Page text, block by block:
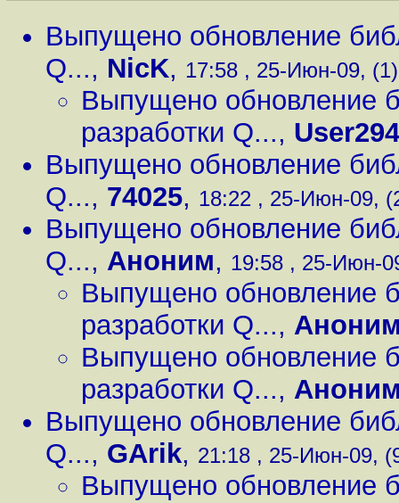
Выпущено обновление
Q..., NicK, 17:58 , 25-Июн-09, (1)
Выпущено обновление
разработки Q..., User294
Выпущено обновление
Q..., 74025, 18:22 , 25-Июн-09,
Выпущено обновление
Q..., Аноним, 19:58 , 25-Июн-
Выпущено обновление
разработки Q...,
Выпущено обновление
разработки Q...,
Выпущено обновление
Q..., GArik, 21:18 , 25-Июн-09,
Выпущено обновление